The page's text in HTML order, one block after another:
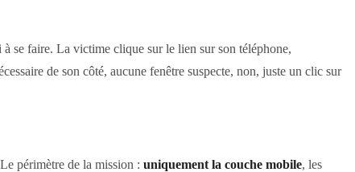
se faire. La victime clique sur le lien sur son téléphone,
de son côté, aucune fenêtre suspecte, non, juste un clic sur
périmètre de la mission : uniquement la couche mobile, les